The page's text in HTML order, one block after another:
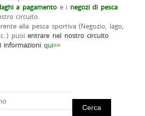
laghi a pagamento e i negozi di pesca
circuito.
alla pesca sportiva (Negozio, lago,
puoientrare nel nostro circuito
informazioni qui>>